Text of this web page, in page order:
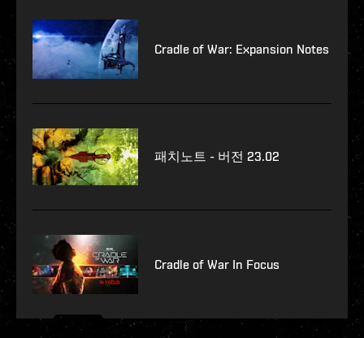
Cradle of War: Expansion Notes
패치노트 - 버전 23.02
Cradle of War In Focus